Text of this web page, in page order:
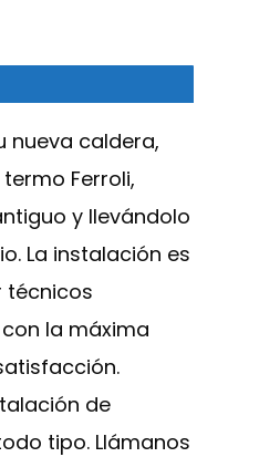
nueva caldera,
Ferroli,
y llevándolo
La instalación es
técnicos
la máxima
de
tipo. Llámanos